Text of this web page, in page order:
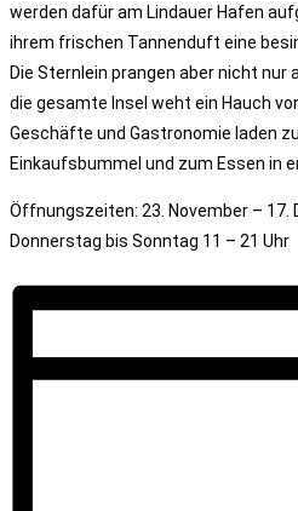
werden dafür am Lindauer Hafen
ihrem frischen Tannenduft eine
Die Sternlein prangen aber nicht nur
die gesamte Insel weht ein Hauch
Geschäfte und Gastronomie laden
Einkaufsbummel und zum Essen in
Öffnungszeiten: 23. November – 17.
Donnerstag bis Sonntag 11 – 21 Uhr